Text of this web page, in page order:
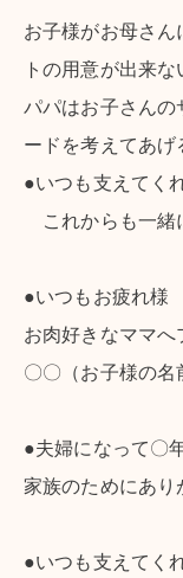
お中元ギフト
出産内祝い
LINEギフト
お子様がお母さん
トの用意が出来な
パパはお子さんの
ードを考えてあげ
●いつも支えてく
これからも一緒
●いつもお疲れ様
お肉好きなママへ
〇〇（お子様の名
●夫婦になって〇年
家族のためにあり
●いつも支えてく